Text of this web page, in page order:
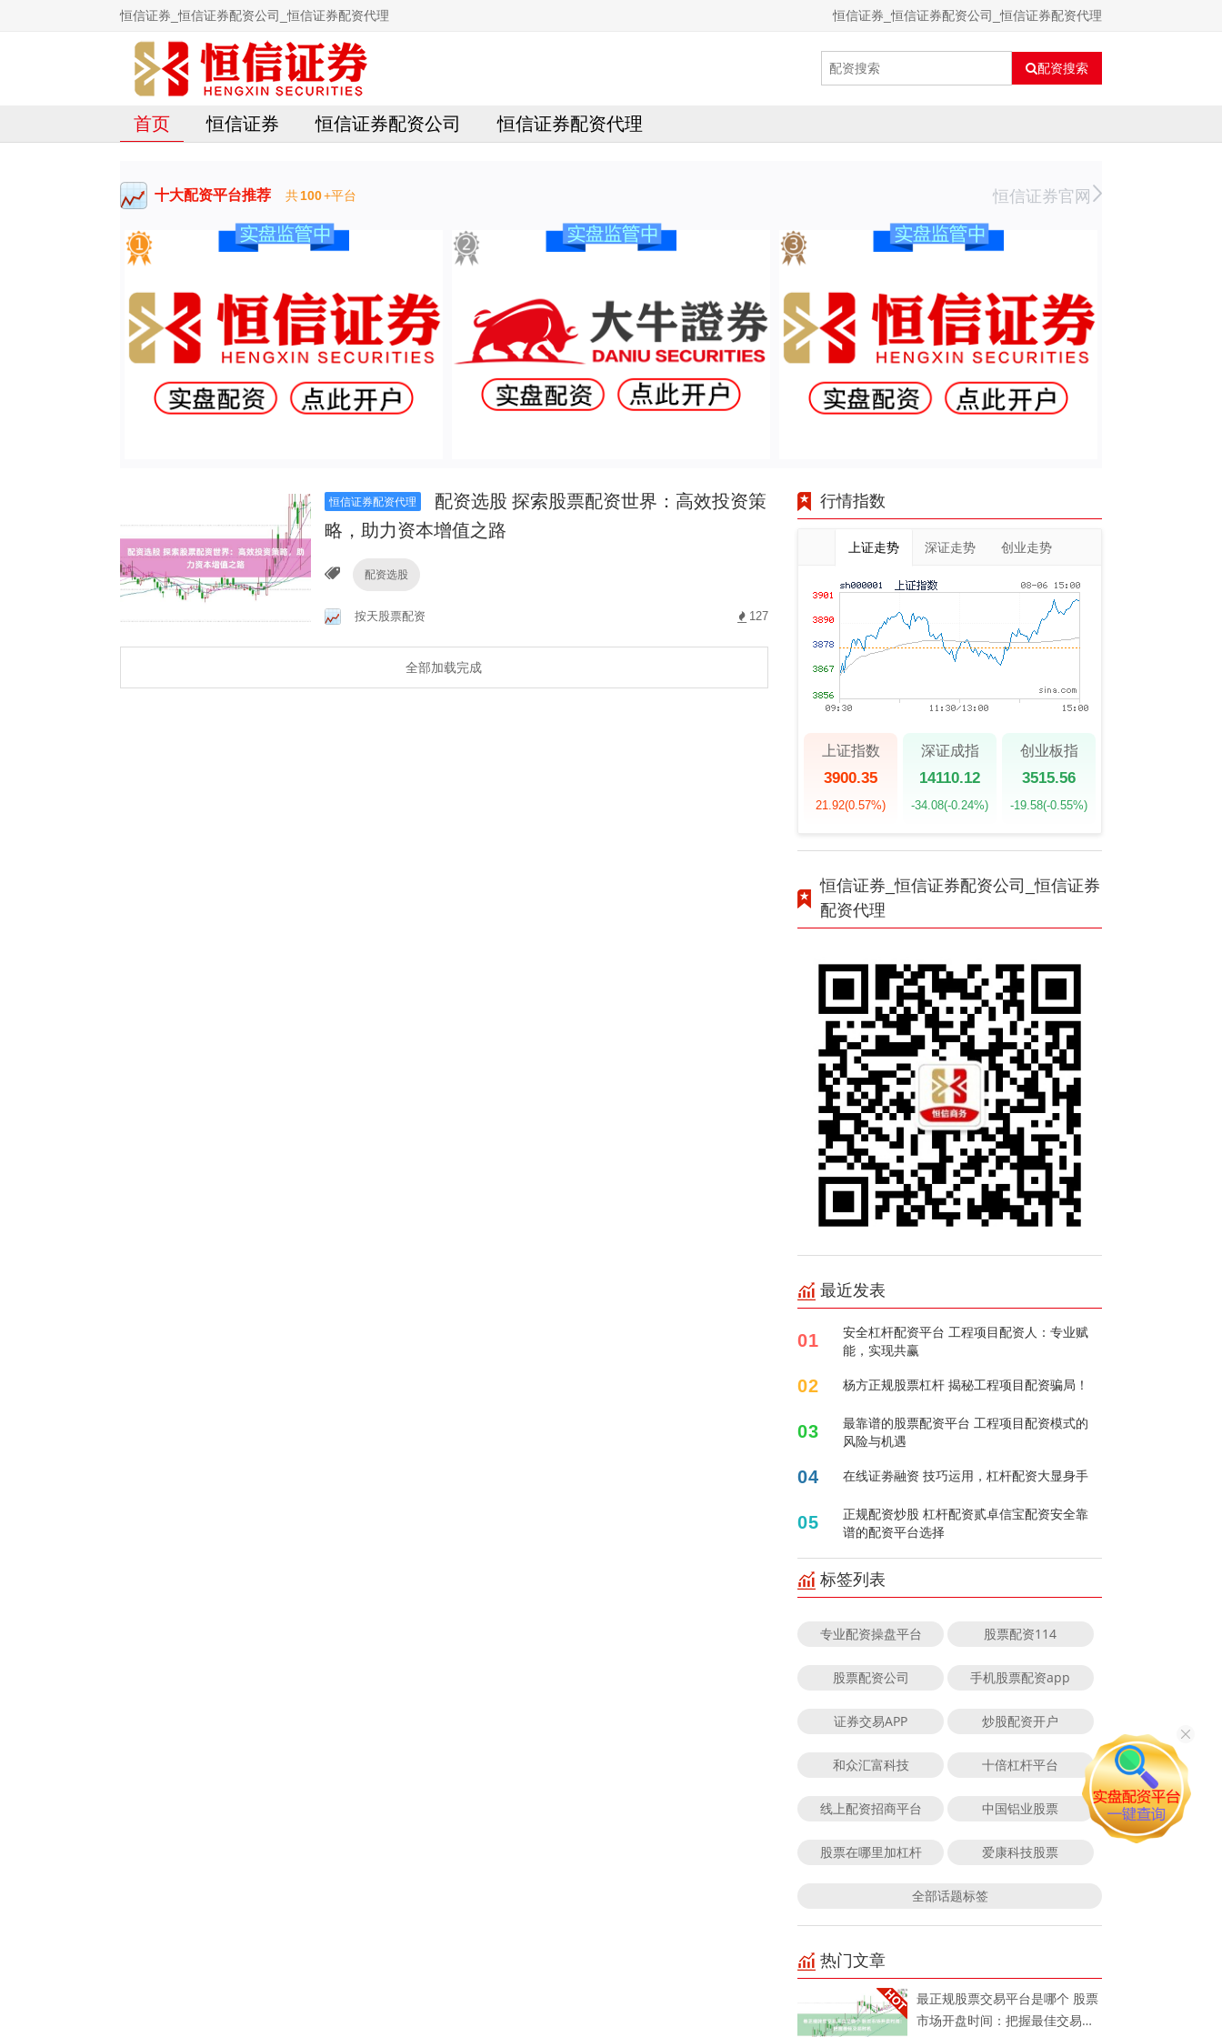
恒信证券_恒信证券配资公司_恒信证券配资代理 恒信证券_恒信证券配资公司_恒信证券配资代理
配资搜索
首页 恒信证券 恒信证券配资公司 恒信证券配资代理
十大配资平台推荐 共100+平台 恒信证券官网
恒信证券配资代理
配资选股 探索股票配资世界：高效投资策
略，助力资本增值之路
配资选股
按天股票配资 127
全部加载完成
行情指数
上证走势 深证走势 创业走势
上证指数
3900.35
21.92(0.57%)
深证成指
14110.12
-34.08(-0.24%)
创业板指
3515.56
-19.58(-0.55%)
恒信证券_恒信证券配资公司_恒信证券
配资代理
最近发表
01
安全杠杆配资平台 工程项目配资人：专业赋
能，实现共赢
02 杨方正规股票杠杆 揭秘工程项目配资骗局！
03
最靠谱的股票配资平台 工程项目配资模式的
风险与机遇
04 在线证劵融资 技巧运用，杠杆配资大显身手
05
正规配资炒股 杠杆配资贰卓信宝配资安全靠
谱的配资平台选择
标签列表
专业配资操盘平台 股票配资114
股票配资公司 手机股票配资app
证券交易APP 炒股配资开户
和众汇富科技 十倍杠杆平台
线上配资招商平台 中国铝业股票
股票在哪里加杠杆 爱康科技股票
全部话题标签
热门文章
最正规股票交易平台是哪个 股票
市场开盘时间：把握最佳交易时